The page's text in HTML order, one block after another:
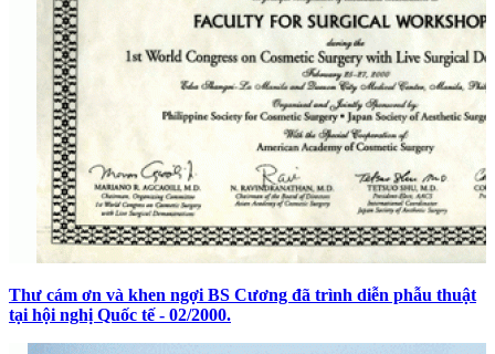
Thư cám ơn và khen ngợi BS Cương đã trình diễn phẫu thuật
tại hội nghị Quốc tế - 02/2000.